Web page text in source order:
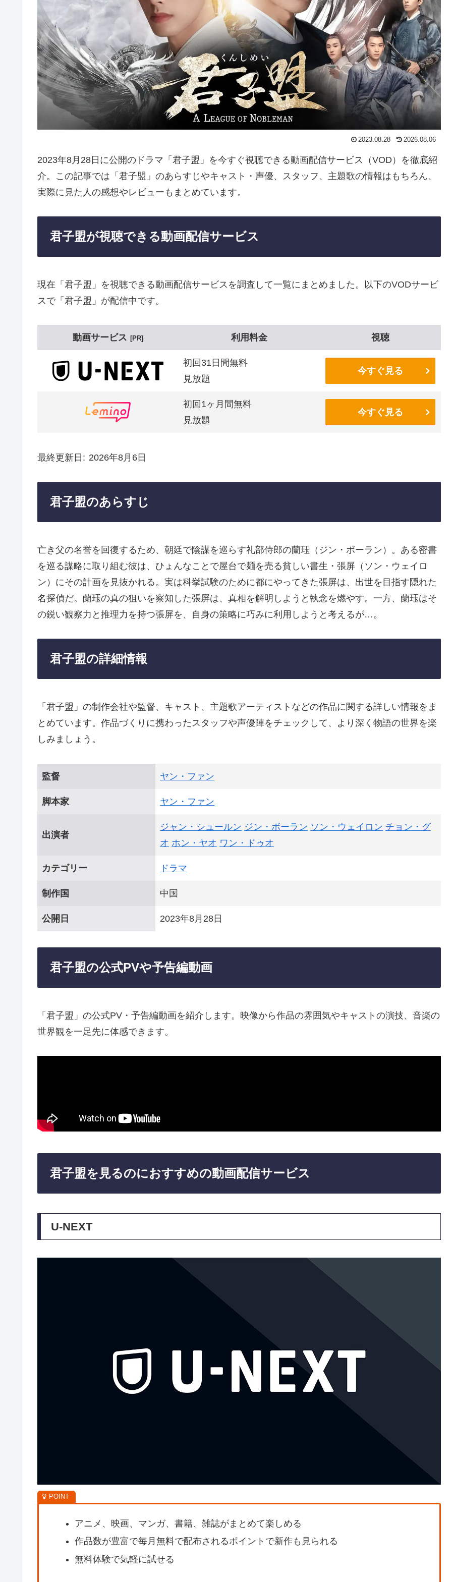
2023.08.28 2026.08.06
2023年8月28日に公開のドラマ「君子盟」を今すぐ視聴できる動画配信サービス（VOD）を徹底紹
介。この記事では「君子盟」のあらすじやキャスト・声優、スタッフ、主題歌の情報はもちろん、
実際に見た人の感想やレビューもまとめています。
君子盟が視聴できる動画配信サービス
現在「君子盟」を視聴できる動画配信サービスを調査して一覧にまとめました。以下のVODサービ
スで「君子盟」が配信中です。
動画サービス PR 利用料金 視聴
初回31日間無料
見放題
今すぐ見る
初回1ヶ月間無料
見放題
今すぐ見る
最終更新日 2026年8月6日
君子盟のあらすじ
亡き父の名誉を回復するため、朝廷で陰謀を巡らす礼部侍郎の蘭珏（ジン・ボーラン）。ある密書
を巡る謀略に取り組む彼は、ひょんなことで屋台で麺を売る貧しい書生・張屏（ソン・ウェイロ
ン）にその計画を見抜かれる。実は科挙試験のために都にやってきた張屏は、出世を目指す隠れた
名探偵だ。蘭珏の真の狙いを察知した張屏は、真相を解明しようと執念を燃やす。一方、蘭珏はそ
の鋭い観察力と推理力を持つ張屏を、自身の策略に巧みに利用しようと考えるが…。
君子盟の詳細情報
「君子盟」の制作会社や監督、キャスト、主題歌アーティストなどの作品に関する詳しい情報をま
とめています。作品づくりに携わったスタッフや声優陣をチェックして、より深く物語の世界を楽
しみましょう。
監督 ヤン・ファン
脚本家 ヤン・ファン
出演者
ジャン・シュールン ジン・ボーラン ソン・ウェイロン チョン・グ
オ ホン・ヤオ ワン・ドゥオ
カテゴリー ドラマ
制作国 中国
公開日 2023年8月28日
君子盟の公式PVや予告編動画
「君子盟」の公式PV・予告編動画を紹介します。映像から作品の雰囲気やキャストの演技、音楽の
世界観を一足先に体感できます。
君子盟を見るのにおすすめの動画配信サービス
U-NEXT
アニメ、映画、マンガ、書籍、雑誌がまとめて楽しめる
作品数が豊富で毎月無料で配布されるポイントで新作も見られる
無料体験で気軽に試せる